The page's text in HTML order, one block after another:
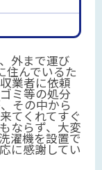
外まで運び
住んでいるた
業者に依頼
ミ等の処分
その中から
てくれてすぐ
ならず、大変
濯機を設置で
に感謝してい